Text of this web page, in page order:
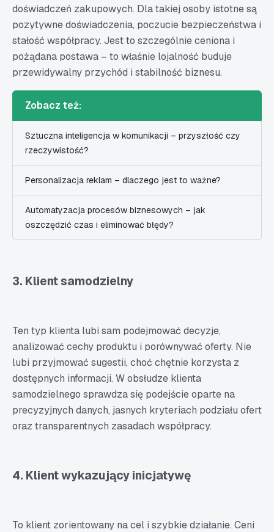
doświadczeń zakupowych. Dla takiej osoby istotne są
pozytywne doświadczenia, poczucie bezpieczeństwa i
stałość współpracy. Jest to szczególnie ceniona i
pożądana postawa – to właśnie lojalność buduje
przewidywalny przychód i stabilność biznesu.
Zobacz też:
Sztuczna inteligencja w komunikacji – przyszłość czy
rzeczywistość?
Personalizacja reklam – dlaczego jest to ważne?
Automatyzacja procesów biznesowych – jak
oszczędzić czas i eliminować błędy?
3. Klient samodzielny
Ten typ klienta lubi sam podejmować decyzje,
analizować cechy produktu i porównywać oferty. Nie
lubi przyjmować sugestii, choć chętnie korzysta z
dostępnych informacji. W obsłudze klienta
samodzielnego sprawdza się podejście oparte na
precyzyjnych danych, jasnych kryteriach podziału ofert
oraz transparentnych zasadach współpracy.
4. Klient wykazujący inicjatywę
To klient zorientowany na cel i szybkie działanie. Ceni